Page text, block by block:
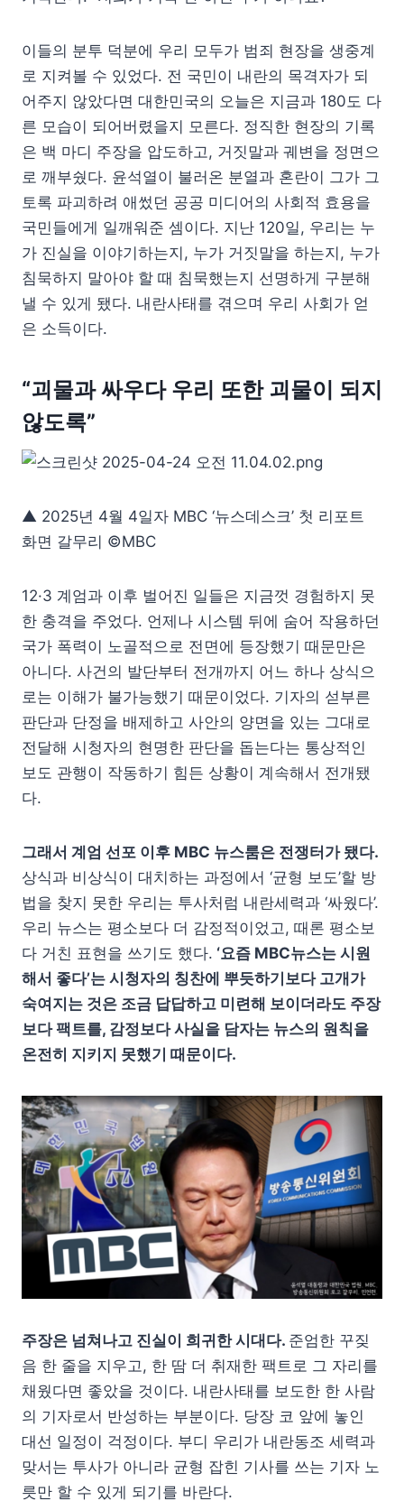
이들의 분투 덕분에 우리 모두가 범죄 현장을 생중계
로 지켜볼 수 있었다. 전 국민이 내란의 목격자가 되
어주지 않았다면 대한민국의 오늘은 지금과 180도 다
른 모습이 되어버렸을지 모른다. 정직한 현장의 기록
은 백 마디 주장을 압도하고, 거짓말과 궤변을 정면으
로 깨부쉈다. 윤석열이 불러온 분열과 혼란이 그가 그
토록 파괴하려 애썼던 공공 미디어의 사회적 효용을
국민들에게 일깨워준 셈이다. 지난 120일, 우리는 누
가 진실을 이야기하는지, 누가 거짓말을 하는지, 누가
침묵하지 말아야 할 때 침묵했는지 선명하게 구분해
낼 수 있게 됐다. 내란사태를 겪으며 우리 사회가 얻
은 소득이다.
“괴물과 싸우다 우리 또한 괴물이 되지
않도록”
▲ 2025년 4월 4일자 MBC ‘뉴스데스크’ 첫 리포트
화면 갈무리 ©MBC
12·3 계엄과 이후 벌어진 일들은 지금껏 경험하지 못
한 충격을 주었다. 언제나 시스템 뒤에 숨어 작용하던
국가 폭력이 노골적으로 전면에 등장했기 때문만은
아니다. 사건의 발단부터 전개까지 어느 하나 상식으
로는 이해가 불가능했기 때문이었다. 기자의 섣부른
판단과 단정을 배제하고 사안의 양면을 있는 그대로
전달해 시청자의 현명한 판단을 돕는다는 통상적인
보도 관행이 작동하기 힘든 상황이 계속해서 전개됐
다.
그래서 계엄 선포 이후 MBC 뉴스룸은 전쟁터가 됐다.
상식과 비상식이 대치하는 과정에서 ‘균형 보도’할 방
법을 찾지 못한 우리는 투사처럼 내란세력과 ‘싸웠다’.
우리 뉴스는 평소보다 더 감정적이었고, 때론 평소보
다 거친 표현을 쓰기도 했다. ‘요즘 MBC뉴스는 시원
해서 좋다’는 시청자의 칭찬에 뿌듯하기보다 고개가
숙여지는 것은 조금 답답하고 미련해 보이더라도 주장
보다 팩트를, 감정보다 사실을 담자는 뉴스의 원칙을
온전히 지키지 못했기 때문이다.
주장은 넘쳐나고 진실이 희귀한 시대다. 준엄한 꾸짖
음 한 줄을 지우고, 한 땀 더 취재한 팩트로 그 자리를
채웠다면 좋았을 것이다. 내란사태를 보도한 한 사람
의 기자로서 반성하는 부분이다. 당장 코 앞에 놓인
대선 일정이 걱정이다. 부디 우리가 내란동조 세력과
맞서는 투사가 아니라 균형 잡힌 기사를 쓰는 기자 노
릇만 할 수 있게 되기를 바란다.